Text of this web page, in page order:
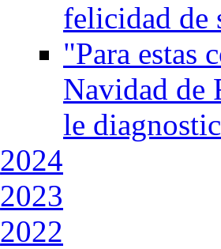
felicidad de
"Para estas
Navidad de
le
2024
2023
2022